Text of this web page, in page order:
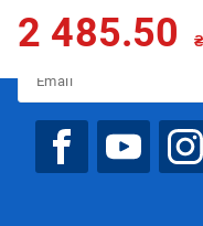
2 485.50
Подписывайтесь,